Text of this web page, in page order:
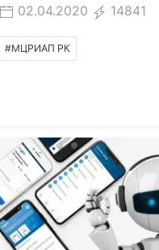
02.04.2020 14841
#МЦРИАП РК